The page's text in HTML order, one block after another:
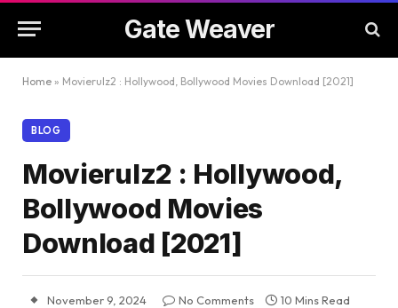
Gate Weaver
Home » Movierulz2 : Hollywood, Bollywood Movies Download [2021]
BLOG
Movierulz2 : Hollywood,
Bollywood Movies
Download [2021]
November 9, 2024 No Comments 10 Mins Read